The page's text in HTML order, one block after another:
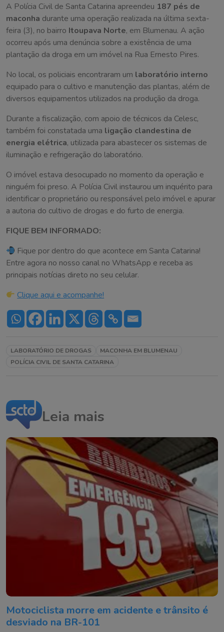
A Polícia Civil de Santa Catarina apreendeu 187 pés de
maconha durante uma operação realizada na última sexta-
feira (3), no bairro Itoupava Norte, em Blumenau. A ação
ocorreu após uma denúncia sobre a existência de uma
plantação da droga em um imóvel na Rua Ernesto Pires.
No local, os policiais encontraram um laboratório interno
equipado para o cultivo e manutenção das plantas, além de
diversos equipamentos utilizados na produção da droga.
Durante a fiscalização, com apoio de técnicos da Celesc,
também foi constatada uma ligação clandestina de
energia elétrica, utilizada para abastecer os sistemas de
iluminação e refrigeração do laboratório.
O imóvel estava desocupado no momento da operação e
ninguém foi preso. A Polícia Civil instaurou um inquérito para
identificar o proprietário ou responsável pelo imóvel e apurar
a autoria do cultivo de drogas e do furto de energia.
FIQUE BEM INFORMADO:
Fique por dentro do que acontece em Santa Catarina!
Entre agora no nosso canal no WhatsApp e receba as
principais notícias direto no seu celular.
Clique aqui e acompanhe!
LABORATÓRIO DE DROGAS
MACONHA EM BLUMENAU
POLÍCIA CIVIL DE SANTA CATARINA
Leia mais
Motociclista morre em acidente e trânsito é
desviado na BR-101